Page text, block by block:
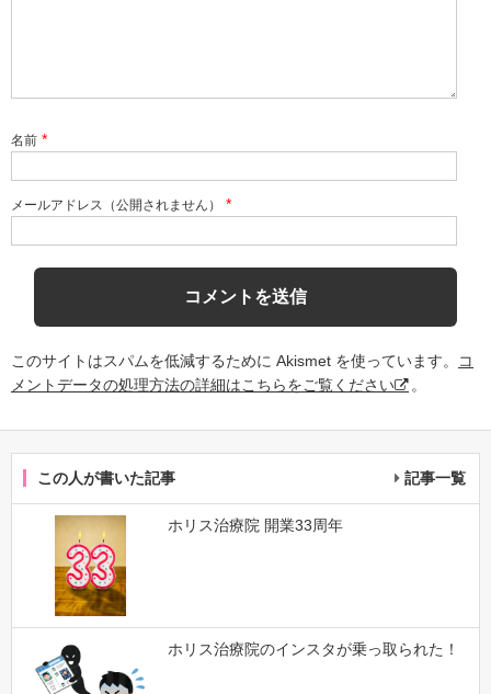
名前 *
メールアドレス（公開されません） *
このサイトはスパムを低減するために Akismet を使っています。
コ
メントデータの処理方法の詳細はこちらをご覧ください
。
この人が書いた記事 記事一覧
ホリス治療院 開業33周年
ホリス治療院のインスタが乗っ取られた！